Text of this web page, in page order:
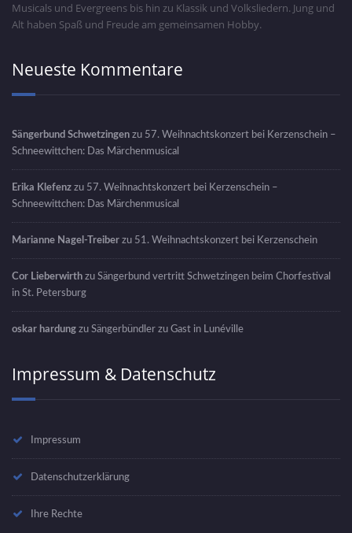
Musicals und Evergreens bis hin zu Klassik und Volksliedern. Jung und
Alt haben Spaß und Freude am gemeinsamen Hobby.
Neueste Kommentare
Sängerbund Schwetzingen zu 57. Weihnachtskonzert bei Kerzenschein –
Schneewittchen: Das Märchenmusical
Erika Klefenz zu 57. Weihnachtskonzert bei Kerzenschein –
Schneewittchen: Das Märchenmusical
Marianne Nagel-Treiber zu 51. Weihnachtskonzert bei Kerzenschein
Cor Lieberwirth zu Sängerbund vertritt Schwetzingen beim Chorfestival
in St. Petersburg
oskar hardung zu Sängerbündler zu Gast in Lunéville
Impressum & Datenschutz
Impressum
Datenschutzerklärung
Ihre Rechte